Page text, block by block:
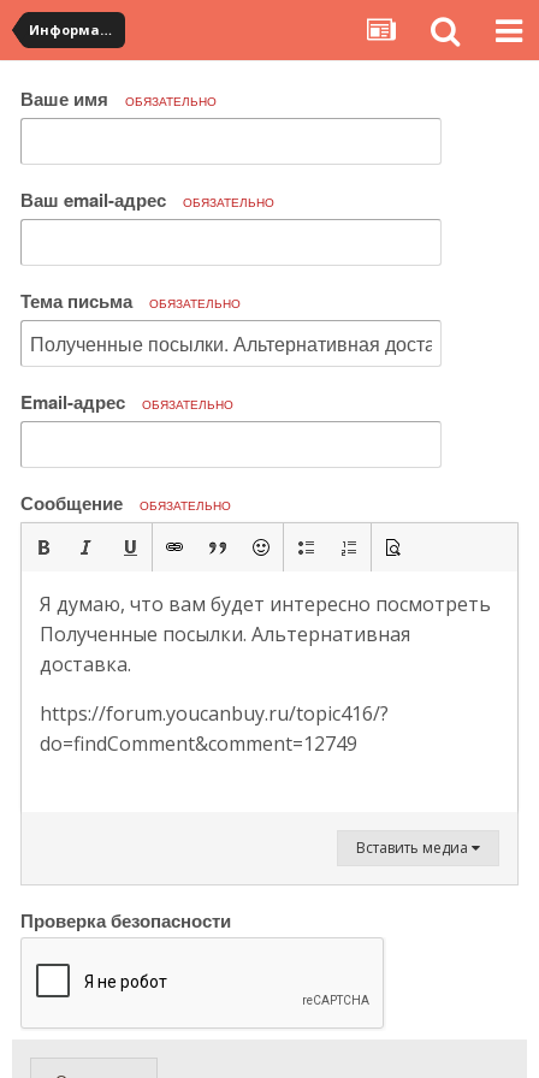
Информация по полученным посылкам
Ваше имя ОБЯЗАТЕЛЬНО
Ваш email-адрес ОБЯЗАТЕЛЬНО
Тема письма ОБЯЗАТЕЛЬНО
Email-адрес ОБЯЗАТЕЛЬНО
Сообщение ОБЯЗАТЕЛЬНО
Я думаю, что вам будет интересно посмотреть
Полученные посылки. Альтернативная
доставка.
https://forum.youcanbuy.ru/topic416/?
do=findComment&comment=12749
Вставить медиа
Проверка безопасности